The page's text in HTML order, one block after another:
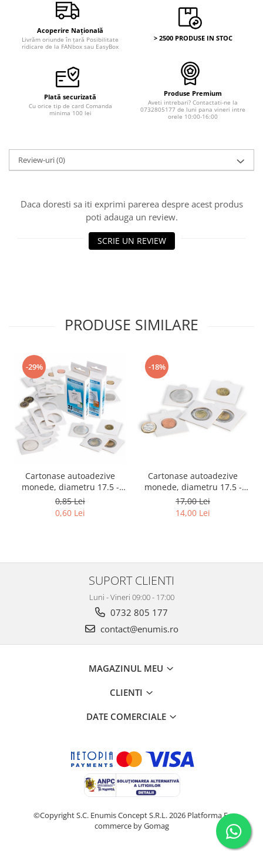
Acoperire Națională
Livrăm oriunde în țară Posibilitate
ridicare de la FANbox sau EasyBox
> 2500 PRODUSE IN STOC
Plată securizată
Cu orice tip de card Comanda
minima 100 lei
Produse Premium
Aveti intrebari? Contactati-ne la
0732805177 de luni pana vineri intre
orele 10:00-16:00
Review-uri(0)
Daca doresti sa iti exprimi parerea despre acest produs
poti adauga un review.
SCRIE UN REVIEW
PRODUSE SIMILARE
-29%
Cartonase autoadezive
monede, diametru 17.5 -
39.5 mm, la bucata
0,85 Lei
0,60 Lei
-18%
Cartonase autoadezive
monede, diametru 17.5 -
39.5 mm, la set 25 buc
17,00 Lei
14,00 Lei
SUPORT CLIENTI
Luni - Vineri 09:00 - 17:00
0732 805 177
contact@enumis.ro
MAGAZINUL MEU
CLIENTI
DATE COMERCIALE
©Copyright S.C. Enumis Concept S.R.L. 2026 Platforma E-
commerce by Gomag